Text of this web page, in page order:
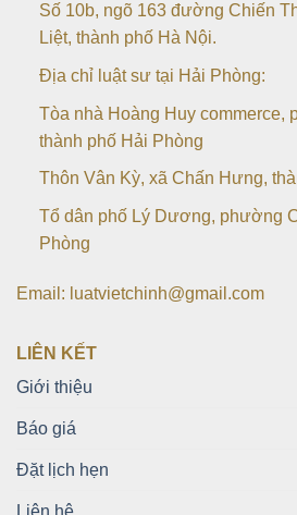
Số 10b, ngõ 163 đường Chiến
Liệt, thành phố Hà Nội.
Địa chỉ luật sư tại Hải Phòng:
Tòa nhà Hoàng Huy commerce,
thành phố Hải Phòng
Thôn Vân Kỳ, xã Chấn Hưng,
Tổ dân phố Lý Dương, phường
Phòng
Email: luatvietchinh@gmail.com
LIÊN KẾT
Giới thiệu
Báo giá
Đặt lịch hẹn
Liên hệ